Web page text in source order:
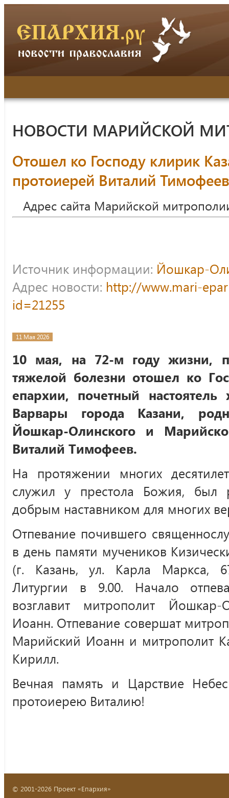
НОВОСТИ МАРИЙСКОЙ
Отошел ко Господу клирик
протоиерей Виталий Тимофеев
Адрес сайта Марийской
Источник информации: Йошкар-
Адрес новости: http://www.mari-
id=21255
11 Мая 2026
10 мая, на 72-м году жизни,
тяжелой болезни отошел ко
епархии, почетный
Варвары города Казани,
Йошкар-Олинского и
Виталий Тимофеев.
На протяжении многих
служил у престола Божия, был
добрым наставником для многих
Отпевание почившего
в день памяти мучеников
(г. Казань, ул. Карла Маркса,
Литургии в 9.00. Начало
возглавит митрополит
Иоанн. Отпевание совершат
Марийский Иоанн и митрополит
Кирилл.
Вечная память и Царствие
протоиерею Виталию!
© 2001-2026 Проект «Епархия»